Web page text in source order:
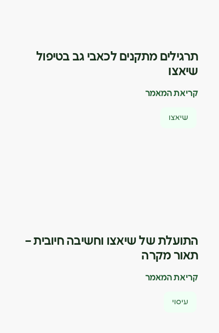
תרגילים מתקנים לכאבי גב בטיפול
שיאצו
קריאת המאמר
שיאצו
התועלת של שיאצו וחשיבה חיובית –
תאור מקרה
קריאת המאמר
עיסוי